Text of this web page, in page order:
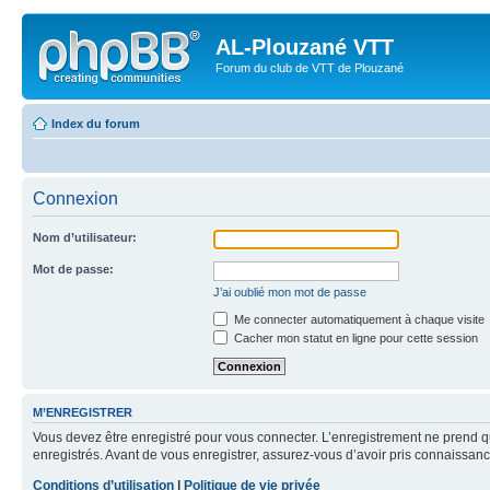
AL-Plouzané VTT
Forum du club de VTT de Plouzané
Index du forum
Connexion
Nom d’utilisateur:
Mot de passe:
J’ai oublié mon mot de passe
Me connecter automatiquement à chaque visite
Cacher mon statut en ligne pour cette session
M’ENREGISTRER
Vous devez être enregistré pour vous connecter. L’enregistrement ne
enregistrés. Avant de vous enregistrer, assurez-vous d’avoir pris
Conditions d’utilisation
Politique de vie privée